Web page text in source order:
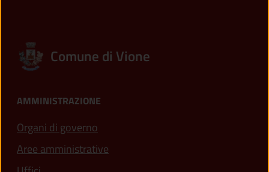
Comune di Vione
AMMINISTRAZIONE
Organi di governo
Aree amministrative